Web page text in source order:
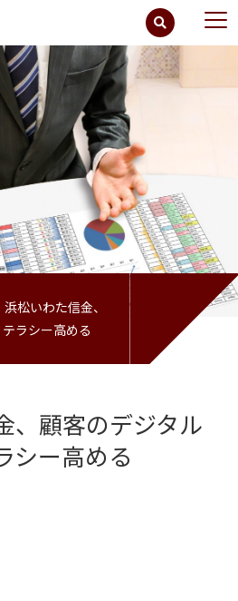
浜松いわた信金、
ラシー高める
、顧客のデジタル
シー高める